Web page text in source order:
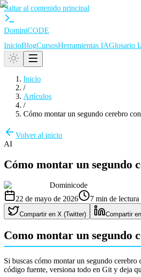
Saltar al contenido principal
DominiCODE
InicioBlogCursosHerramientas IAGlosario
Inicio
/
Artículos
/
Cómo montar un segundo cerebro
Volver al inicio
AI
Cómo montar un segundo
Dominicode
22 de mayo de 2026
7 min de lectura
Compartir en X (Twitter) Compartir
Como montar un segundo
Si buscas cómo montar un segundo cerebro
código fuente, versiona todo en Git y deja